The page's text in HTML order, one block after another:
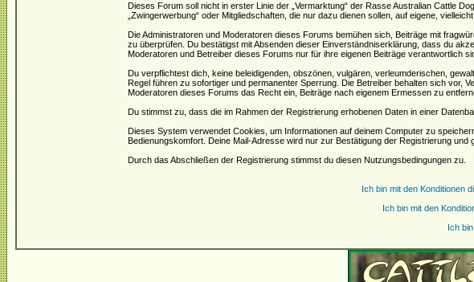
Dieses Forum soll nicht in erster Linie der „Vermarktung“ der Rasse Australian Cattle
„Zwingerwerbung“ oder Mitgliedschaften, die nur dazu dienen sollen, auf eigene,
Die Administratoren und Moderatoren dieses Forums bemühen sich, Beiträge mit
zu überprüfen. Du bestätigst mit Absenden dieser Einverständniserklärung, dass du
Moderatoren und Betreiber dieses Forums nur für ihre eigenen Beiträge verantwortlich
Du verpflichtest dich, keine beleidigenden, obszönen, vulgären, verleumderischen,
Regel führen zu sofortiger und permanenter Sperrung. Die Betreiber behalten sich vor,
Moderatoren dieses Forums das Recht ein, Beiträge nach eigenem Ermessen zu
Du stimmst zu, dass die im Rahmen der Registrierung erhobenen Daten in einer
Dieses System verwendet Cookies, um Informationen auf deinem Computer zu
Bedienungskomfort. Deine Mail-Adresse wird nur zur Bestätigung der Registrierung und
Durch das Abschließen der Registrierung stimmst du diesen Nutzungsbedingungen zu.
Ich bin mit den Konditionen
Ich bin mit den
Ich